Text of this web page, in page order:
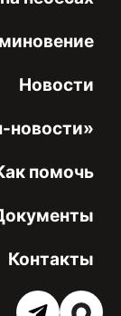
Новости
новости»
помочь
Контакты